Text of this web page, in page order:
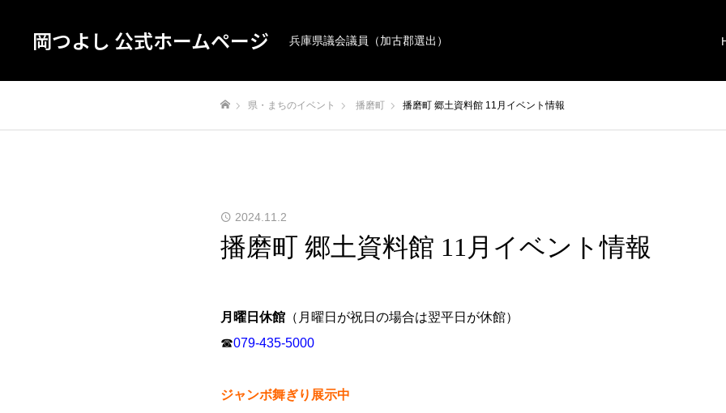
岡つよし 公式ホームページ 兵庫県議会議員（加古郡選出）
県・まちのイベント 播磨町 播磨町 郷土資料館 11月イベント情報
2024.11.2
播磨町 郷土資料館 11月イベント情報
月曜日休館 （月曜日が祝日の場合は翌平日が休館）
☎079-435-5000
ジャンボ舞ぎり展示中